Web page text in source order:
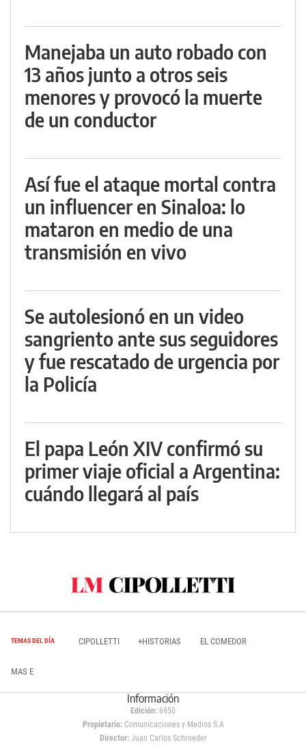
Manejaba un auto robado con
13 años junto a otros seis
menores y provocó la muerte
de un conductor
Así fue el ataque mortal contra
un influencer en Sinaloa: lo
mataron en medio de una
transmisión en vivo
Se autolesionó en un video
sangriento ante sus seguidores
y fue rescatado de urgencia por
la Policía
El papa León XIV confirmó su
primer viaje oficial a Argentina:
cuándo llegará al país
TEMAS DEL DÍA CIPOLLETTI +HISTORIAS EL COMEDOR
MAS E
Información
Edición: 6950
Propietario:Comunicaciones y Medios S.A
Director: Juan Carlos Schroeder